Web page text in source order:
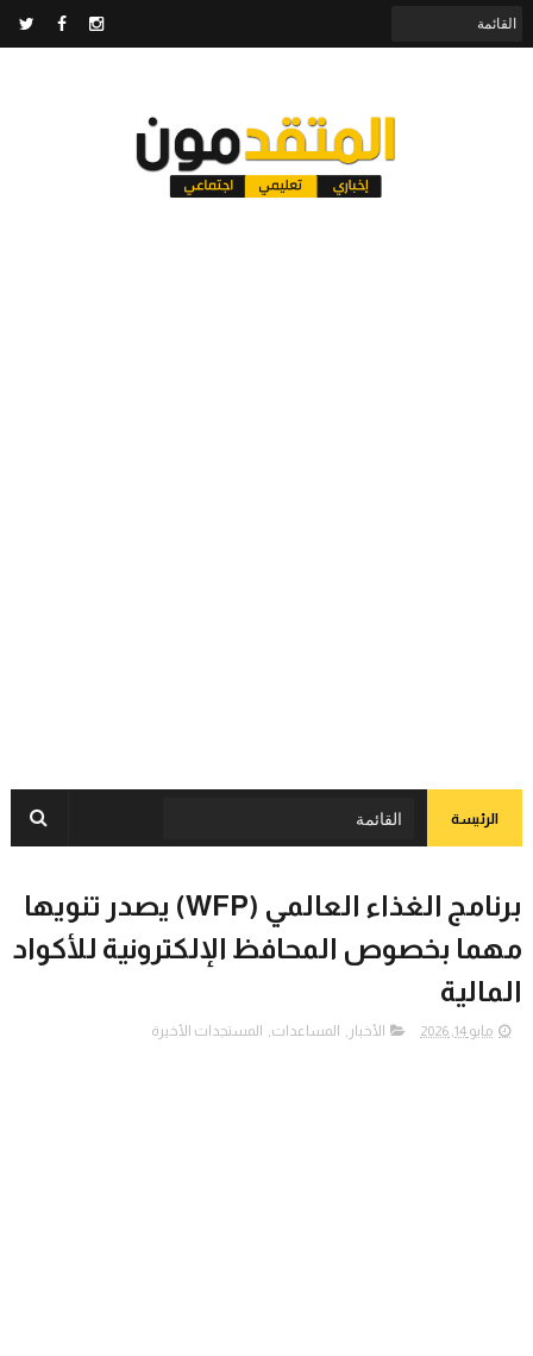
الرئيسة
برنامج الغذاء العالمي (WFP) يصدر تنويها
مهما بخصوص المحافظ الإلكترونية للأكواد
المالية
مايو 14, 2026 الأخبار , المساعدات, المستجدات الأخيرة